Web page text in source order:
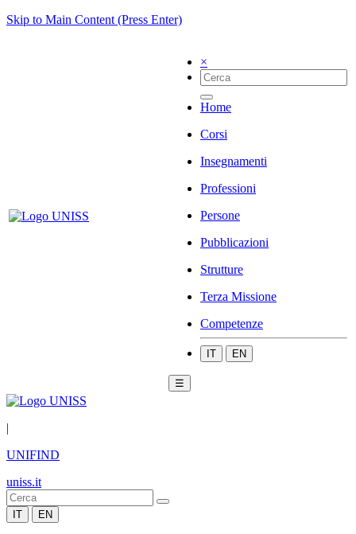
Skip to Main Content (Press Enter)
×
Home
Corsi
Insegnamenti
Professioni
Persone
Pubblicazioni
Strutture
Terza Missione
Competenze
IT EN
☰
|
UNIFIND
uniss.it
IT EN